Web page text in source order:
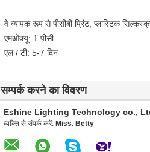
वे व्यापक रूप से पीसीबी प्रिंट, प्लास्टिक
एमओक्यू: 1 पीसी
एल / टी: 5-7 दिन
सम्पर्क करने का विवरण
Eshine Lighting Technology co.,
व्यक्ति से संपर्क करें: Miss. Betty